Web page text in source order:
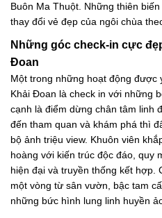
Buôn Ma Thuột. Những thiên
thay đổi vẻ đẹp của ngôi chùa
Những góc check-in cực
Đoan
Một trong những hoạt động được
Khải Đoan là check in với những
cạnh là điểm dừng chân tâm linh
đến tham quan và khám phá thì
bộ ảnh triệu view. Khuôn viên
hoàng với kiến trúc độc đáo, quy
hiện đại và truyền thống kết hợp.
một vòng từ sân vườn, bậc tam
những bức hình lung linh huyền